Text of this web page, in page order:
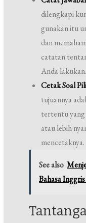
dilengkapi
gunakan itu
dan
catatan
Anda lakukan.
Cetak Soal
tujuannya
tertentu
atau lebih
mencetaknya.
See also
Bahasa